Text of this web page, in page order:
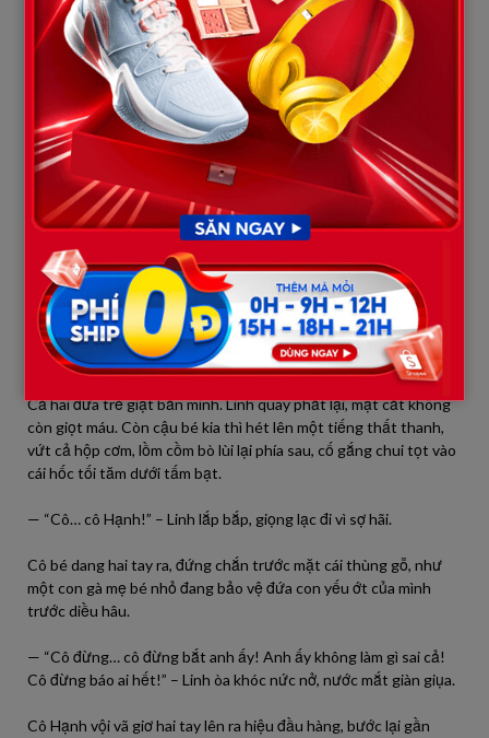
tìm anh quanh khu chợ đó.”
Cái thìa nhựa trên tay cậu bé rơi xuống đất. Cậu co rúm người
lại, hai tay ôm lấy đầu, miệng lẩm bẩm trong cơn hoảng loạn tột
— “Đừng… đừng đánh con… con không dám nữa… con xin lỗi…
đừng đánh con…”
Không thể chịu đựng thêm nữa, cô Hạnh bước ra khỏi chỗ nấp.
Tiếng lá khô vỡ vụn dưới chân cô vang lên như tiếng súng nổ
giữa không gian tĩnh mịch.
— “Hai đứa!”
Cả hai đứa trẻ giật bắn mình. Linh quay phắt lại, mặt cắt không
còn giọt máu. Còn cậu bé kia thì hét lên một tiếng thất thanh,
vứt cả hộp cơm, lồm cồm bò lùi lại phía sau, cố gắng chui tọt vào
cái hốc tối tăm dưới tấm bạt.
— “Cô… cô Hạnh!” – Linh lắp bắp, giọng lạc đi vì sợ hãi.
Cô bé dang hai tay ra, đứng chắn trước mặt cái thùng gỗ, như
một con gà mẹ bé nhỏ đang bảo vệ đứa con yếu ớt của mình
trước diều hâu.
— “Cô đừng… cô đừng bắt anh ấy! Anh ấy không làm gì sai cả!
Cô đừng báo ai hết!” – Linh òa khóc nức nở, nước mắt giàn giụa.
Cô Hạnh vội vã giơ hai tay lên ra hiệu đầu hàng, bước lại gần